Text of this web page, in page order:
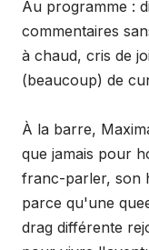
Au programme :
commentaires
à chaud, cris de
(beaucoup) de
À la barre,
que jamais pour
franc-parler, son
parce qu'une
drag différente